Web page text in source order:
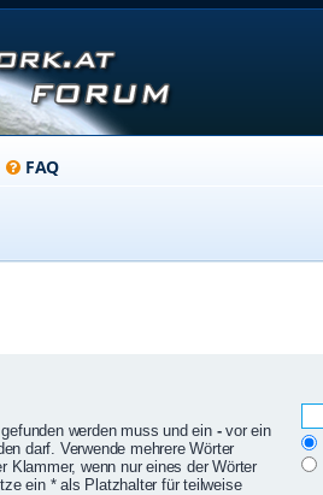
FAQ
werden muss und ein -vor ein
darf. Verwende mehrere Wörter
Klammer, wenn nur eines der Wörter
ein * als Platzhalter für teilweise